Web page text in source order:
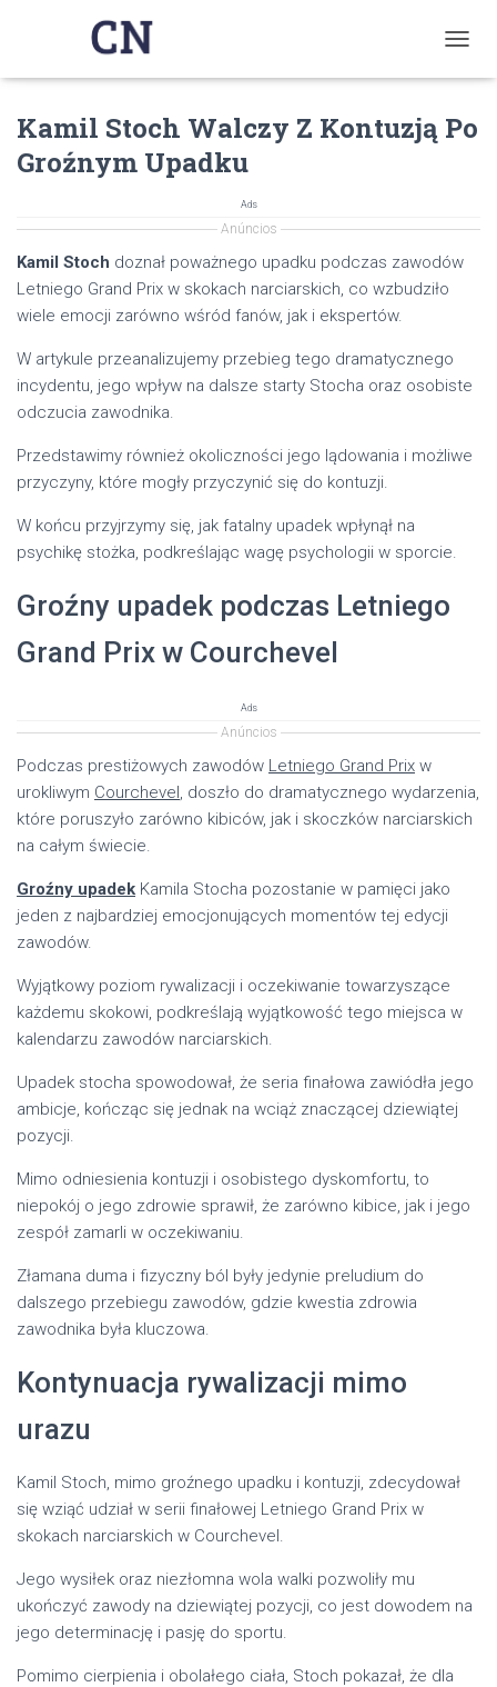
O
G
G
Kamil Stoch Walczy Z Kontuzją Po
Groźnym Upadku
Ads
Anúncios
Kamil Stoch doznał poważnego upadku podczas zawodów
Letniego Grand Prix w skokach narciarskich, co wzbudziło
wiele emocji zarówno wśród fanów, jak i ekspertów.
W artykule przeanalizujemy przebieg tego dramatycznego
incydentu, jego wpływ na dalsze starty Stocha oraz osobiste
odczucia zawodnika.
Przedstawimy również okoliczności jego lądowania i możliwe
przyczyny, które mogły przyczynić się do kontuzji.
W końcu przyjrzymy się, jak fatalny upadek wpłynął na
psychikę stożka, podkreślając wagę psychologii w sporcie.
Groźny upadek podczas Letniego
Grand Prix w Courchevel
Ads
Anúncios
Podczas prestiżowych zawodów Letniego Grand Prix w
urokliwym Courchevel, doszło do dramatycznego wydarzenia,
które poruszyło zarówno kibiców, jak i skoczków narciarskich
na całym świecie.
Groźny upadek Kamila Stocha pozostanie w pamięci jako
jeden z najbardziej emocjonujących momentów tej edycji
zawodów.
Wyjątkowy poziom rywalizacji i oczekiwanie towarzyszące
każdemu skokowi, podkreślają wyjątkowość tego miejsca w
kalendarzu zawodów narciarskich.
Upadek stocha spowodował, że seria finałowa zawiódła jego
ambicje, kończąc się jednak na wciąż znaczącej dziewiątej
pozycji.
Mimo odniesienia kontuzji i osobistego dyskomfortu, to
niepokój o jego zdrowie sprawił, że zarówno kibice, jak i jego
zespół zamarli w oczekiwaniu.
Złamana duma i fizyczny ból były jedynie preludium do
dalszego przebiegu zawodów, gdzie kwestia zdrowia
zawodnika była kluczowa.
Kontynuacja rywalizacji mimo
urazu
Kamil Stoch, mimo groźnego upadku i kontuzji, zdecydował
się wziąć udział w serii finałowej Letniego Grand Prix w
skokach narciarskich w Courchevel.
Jego wysiłek oraz niezłomna wola walki pozwoliły mu
ukończyć zawody na dziewiątej pozycji, co jest dowodem na
jego determinację i pasję do sportu.
Pomimo cierpienia i obolałego ciała, Stoch pokazał, że dla